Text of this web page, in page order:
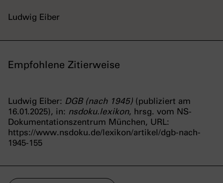
Ludwig Eiber
Empfohlene Zitierweise
Ludwig Eiber: DGB (nach 1945) (publiziert am
16.01.2025), in: nsdoku.lexikon, hrsg. vom NS-
Dokumentationszentrum München, URL:
https://www.nsdoku.de/lexikon/artikel/dgb-nach-
1945-155